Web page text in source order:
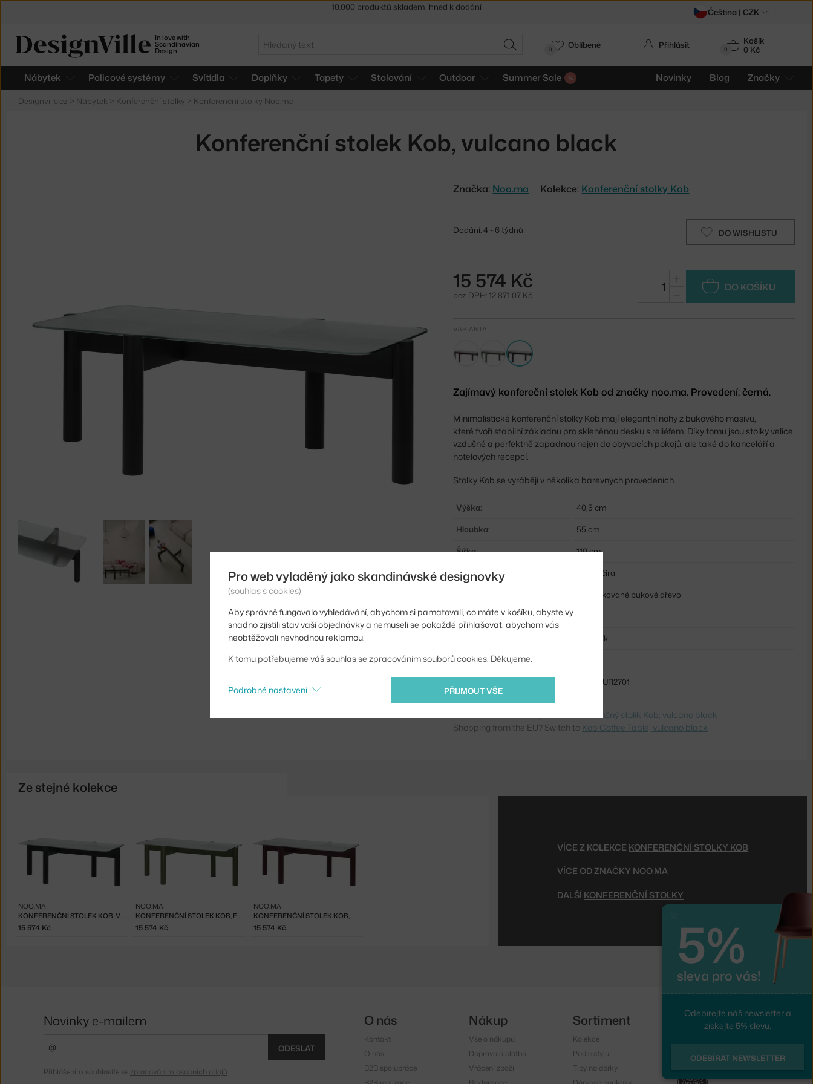
In love with
Scandinavian
Design
Hledat
HLEDAT 0
Košík
0 Kč
Nábytek Policové systémy Svítidla Doplňky Tapety Stolování Outdoor Summer Sale Novinky Blog Značky
Přihlásit
0 Oblíbené
Designville.cz > Nábytek > Konferenční stolky > Konferenční stolky Noo.ma
Konferenční stolek Kob, vulcano black
Značka: Noo.ma Kolekce: Konferenční stolky Kob
DO WISHLISTU
Dodání: 4 - 6 týdnů
15 574 Kč
bez DPH: 12 871,07 Kč
DO KOŠÍKU
VARIANTA
Zajímavý konfereční stolek Kob od značky noo.ma. Provedení: černá.
Minimalistické konferenční stolky Kob mají elegantní nohy z bukového masivu,
které tvoří stabilní základnu pro skleněnou desku s reliéfem. Díky tomu jsou stolky velice
vzdušné a perfektně zapadnou nejen do obývacích pokojů, ale také do kanceláří a
hotelových recepcí.
Stolky Kob se vyrábějí v několika barevných provedeních.
Výška:
40,5 cm
Hloubka:
55 cm
Šířka:
110 cm
Barva:
černá, čirá
sklo, lakované bukové dřevo
Podnož:
obdélník
Deska stolu:
NOO-FUR2701
Konferenčný stolík Kob, vulcano black
Shopping from the EU? Switch to Kob Coffee Table, vulcano black
Ze stejné kolekce
KONFERENČNÍ STOLEK KOB, VULCANO BLACK
NOO.MA
15 574 Kč
KONFERENČNÍ STOLEK KOB, FOREST GREEN
NOO.MA
15 574 Kč
KONFERENČNÍ STOLEK KOB, WINE BERRY
NOO.MA
15 574 Kč
VÍCE Z KOLEKCE KONFERENČNÍ STOLKY KOB
VÍCE OD ZNAČKY NOO.MA
DALŠÍ KONFERENČNÍ STOLKY
Sleva 5 % pro odběratele newsletteru Čeština | CZK
Pro web vyladěný jako skandinávské designovky
(souhlas s cookies)
Aby správně fungovalo vyhledávání, abychom si pamatovali, co máte v košíku, abyste vy
snadno zjistili stav vaší objednávky a nemuseli se pokaždé přihlašovat, abychom vás
neobtěžovali nevhodnou reklamou.
K tomu potřebujeme váš souhlas se zpracováním souborů cookies. Děkujeme.
PŘIJMOUT VŠE
Podrobné nastavení
5%
sleva pro vás!
Odebírejte náš newsletter a
získejte 5% slevu.
ODEBÍRAT NEWSLETTER
Novinky e-mailem
ODESLAT
Přihlášením souhlasíte se zpracováním osobních údajů
O nás
Kontakt
O nás
B2B spolupráce
Nákup
Vše o nákupu
Doprava a platba
Vrácení zboží
Sortiment
Kolekce
Podle stylu
Tipy na dárky
Sledujte nás
Facebook